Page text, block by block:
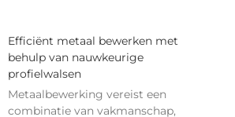
Efficiënt metaal bewerken met
behulp van nauwkeurige
profielwalsen
Metaalbewerking vereist een
combinatie van vakmanschap,